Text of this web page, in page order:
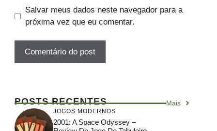
Salvar meus dados neste navegador para a
próxima vez que eu comentar.
POSTS RECENTES Mais
JOGOS MODERNOS
2001: A Space Odyssey –